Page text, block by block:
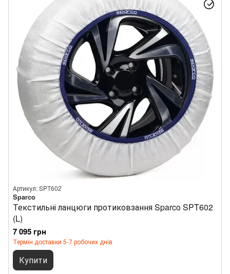
Артикул: SPT602
Sparco
Текстильні ланцюги протиковзання Sparco SPT602
(L)
7 095 грн
Термін доставки 5-7 робочих днів
Купити